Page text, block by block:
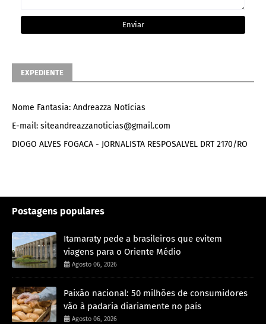
EXPEDIENTE
Nome Fantasia: Andreazza Notícias
E-mail: siteandreazzanoticias@gmail.com
DIOGO ALVES FOGACA - JORNALISTA RESPOSALVEL DRT 2170/RO
Postagens populares
Itamaraty pede a brasileiros que evitem
viagens para o Oriente Médio
Agosto 06, 2026
Paixão nacional: 50 milhões de consumidores
vão à padaria diariamente no país
Agosto 06, 2026